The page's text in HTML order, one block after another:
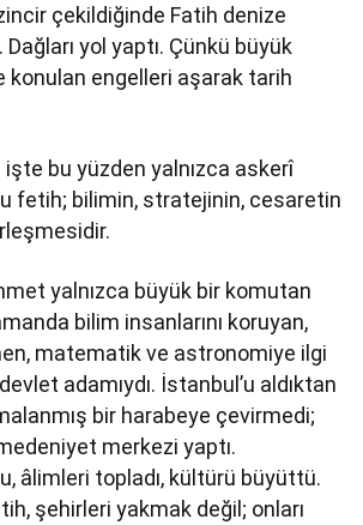
çekildiğinde Fatih denize
yol yaptı. Çünkü büyük
konulan engelleri aşarak tarih
bu yüzden yalnızca askerî
fetih; bilimin, stratejinin, cesaretin
yalnızca büyük bir komutan
bilim insanlarını koruyan,
matematik ve astronomiye ilgi
adamıydı. İstanbul’u aldıktan
bir harabeye çevirmedi;
merkezi yaptı.
âlimleri topladı, kültürü büyüttü.
şehirleri yakmak değil; onları